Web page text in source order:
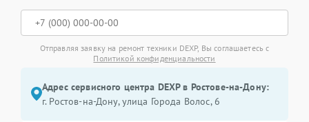
Отправляя заявку на ремонт техники DEXP, Вы соглашаетесь с
Политикой конфиденциальности
Адрес сервисного центра DEXP в Ростове-на-Дону:
г. Ростов-на-Дону, улица Города Волос, 6